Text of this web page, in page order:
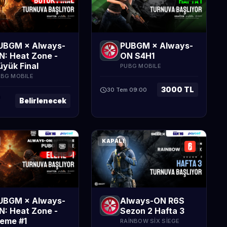
× Always-
Heat Zone -
Final
MOBILE
Belirlenecek
PUBGM × Always-
ON S4H1
PUBG MOBILE
schedule30 Tem 09:00 3000 TL
× Always-
Heat Zone -
#1
KAPALI
Always-ON R6S
Sezon 2 Hafta 3
RAINBOW SIX SIEGE